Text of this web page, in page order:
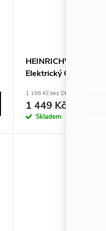
HEINRICH"S HDG
Elektrický Černá 1400
1 198 Kč bez DPH
1 449 Kč
Skladem